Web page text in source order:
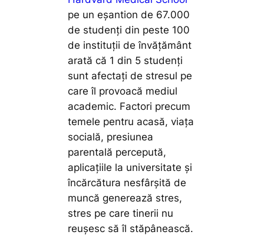
pe un eșantion de 67.000
de studenți din peste 100
de instituții de învățământ
arată că 1 din 5 studenți
sunt afectați de stresul pe
care îl provoacă mediul
academic. Factori precum
temele pentru acasă, viața
socială, presiunea
parentală percepută,
aplicațiile la universitate și
încărcătura nesfârșită de
muncă generează stres,
stres pe care tinerii nu
reușesc să îl stăpânească.